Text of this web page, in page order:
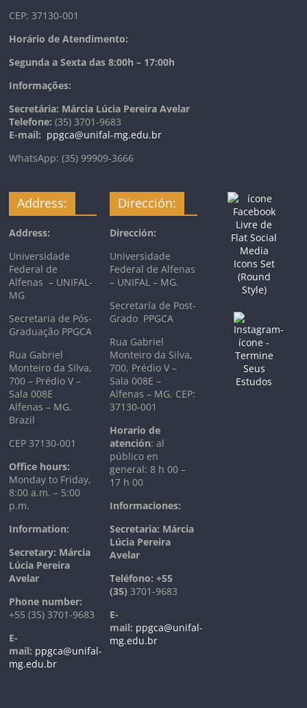
CEP: 37130-001
Horário de Atendimento:
Segunda a Sexta das 8:00h – 17:00h
Informações:
Secretária: Márcia Lúcia Pereira Avelar
Telefone: (35) 3701-9683
E-mail: ppgca@unifal-mg.edu.br
WhatsApp: (35) 99909-3666
Address:
Address:
Universidade
Federal de
Alfenas – UNIFAL-
MG
Secretaria de Pós-
Graduação PPGCA
Rua Gabriel
Monteiro da Silva,
700 – Prédio V –
Sala 008E
Alfenas – MG.
Brazil
CEP 37130-001
Office hours:
Monday to Friday,
8:00 a.m. – 5:00
p.m.
Information:
Secretary: Márcia
Lúcia Pereira
Avelar
Phone number:
+55 (35) 3701-9683
E-
mail: ppgca@unifal-
mg.edu.br
Dirección:
Dirección:
Universidade
Federal de Alfenas
– UNIFAL – MG.
Secretaría de Post-
Grado PPGCA
Rua Gabriel
Monteiro da Silva,
700, Prédio V –
Sala 008E –
Alfenas – MG. CEP:
37130-001
Horario de
atención: al
público en
general: 8 h 00 –
17 h 00
Informaciones:
Secretaria: Márcia
Lúcia Pereira
Avelar
Teléfono: +55
(35)3701-9683
E-
mail: ppgca@unifal-
mg.edu.br